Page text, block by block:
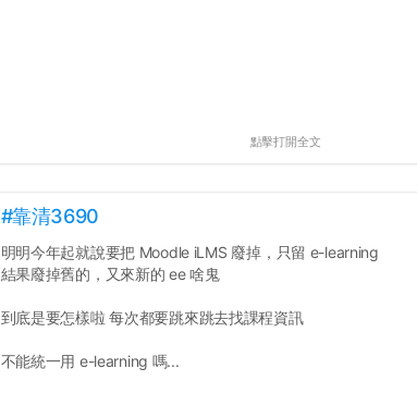
點擊打開全文
#靠清3690
明明今年起就說要把 Moodle iLMS 廢掉，只留 e-learning
結果廢掉舊的，又來新的 ee 啥鬼
到底是要怎樣啦 每次都要跳來跳去找課程資訊
不能統一用 e-learning 嗎...